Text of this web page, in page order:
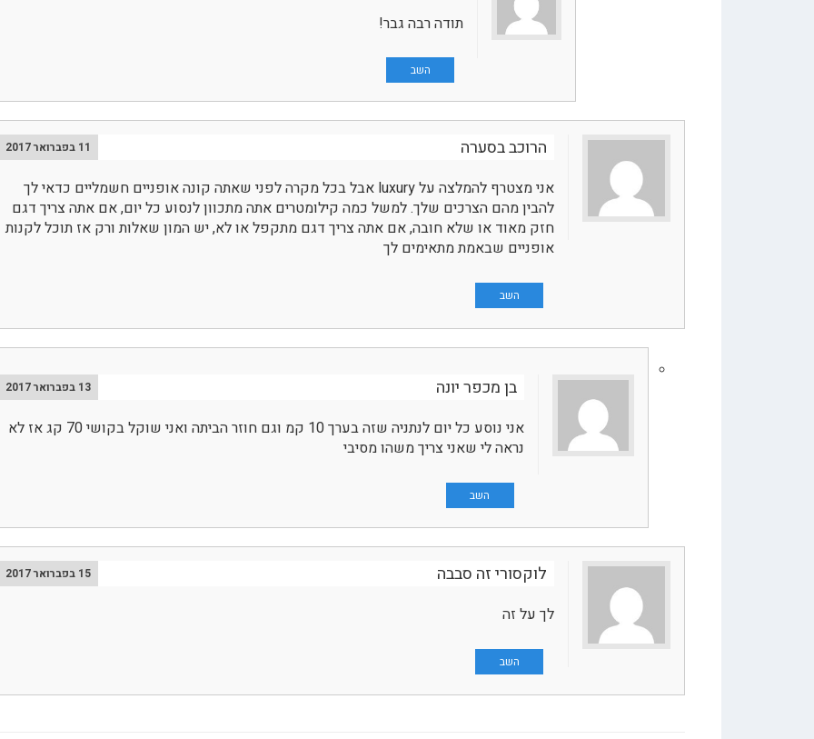
תודה רבה גבר!
השב
הרוכב בסערה 11 בפברואר 2017
אני מצטרף להמלצה על luxury אבל בכל מקרה לפני שאתה קונה אופניים חשמליים כדאי לך
להבין מהם הצרכים שלך. למשל כמה קילומטרים אתה מתכוון לנסוע כל יום, אם אתה צריך דגם
חזק מאוד או שלא חובה, אם אתה צריך דגם מתקפל או לא, יש המון שאלות ורק אז תוכל לקנות
אופניים שבאמת מתאימים לך
השב
בן מכפר יונה 13 בפברואר 2017
אני נוסע כל יום לנתניה שזה בערך 10 קמ וגם חוזר הביתה ואני שוקל בקושי 70 קג אז לא
נראה לי שאני צריך משהו מסיבי
השב
לוקסורי זה סבבה 15 בפברואר 2017
לך על זה
השב